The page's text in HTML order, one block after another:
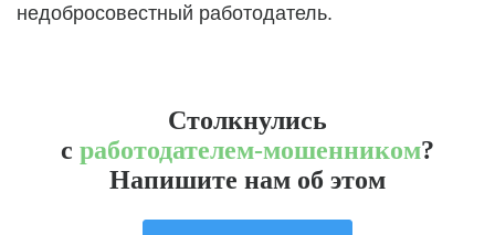
недобросовестный работодатель.
Столкнулись
с работодателем-мошенником?
Напишите нам об этом